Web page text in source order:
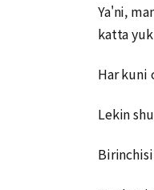
Ya'ni,
katta
Har kuni
Lekin